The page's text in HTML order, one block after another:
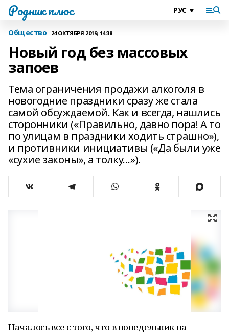
Родник плюс
Общество 24 ОКТЯБРЯ 2019, 14:38
Новый год без массовых
запоев
Тема ограничения продажи алкоголя в
новогодние праздники сразу же стала
самой обсуждаемой. Как и всегда, нашлись
сторонники («Правильно, давно пора! А то
по улицам в праздники ходить страшно»),
и противники инициативы («Да были уже
«сухие законы», а толку…»).
Началось все с того, что в понедельник на